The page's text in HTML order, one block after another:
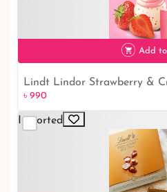
Add
Lindt Lindor Strawberry &
৳ 990
Imported